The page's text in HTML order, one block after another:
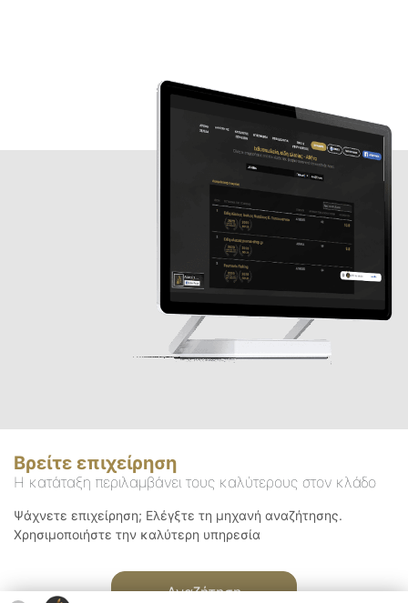
Βρείτε επιχείρηση
Η κατάταξη περιλαμβάνει τους καλύτερους στον κλάδο
Ψάχνετε επιχείρηση; Ελέγξτε τη μηχανή αναζήτησης.
Χρησιμοποιήστε την καλύτερη υπηρεσία
Αναζήτηση